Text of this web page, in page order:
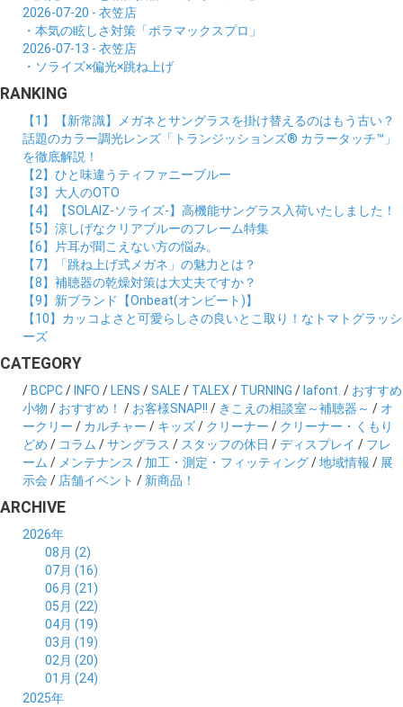
2026-07-20 - 衣笠店
・本気の眩しさ対策「ポラマックスプロ」
2026-07-13 - 衣笠店
・ソライズ×偏光×跳ね上げ
RANKING
【1】【新常識】メガネとサングラスを掛け替えるのはもう古い？
話題のカラー調光レンズ「トランジッションズ® カラータッチ™」
を徹底解説！
【2】ひと味違うティファニーブルー
【3】大人のOTO
【4】【SOLAIZ-ソライズ-】高機能サングラス入荷いたしました！
【5】涼しげなクリアブルーのフレーム特集
【6】片耳が聞こえない方の悩み。
【7】「跳ね上げ式メガネ」の魅力とは？
【8】補聴器の乾燥対策は大丈夫ですか？
【9】新ブランド【Onbeat(オンビート)】
【10】カッコよさと可愛らしさの良いとこ取り！なトマトグラッシ
ーズ
CATEGORY
/ BCPC/ INFO / LENS /SALE / TALEX / TURNING / lafont. / おすすめ
小物 / おすすめ！ / お客様SNAP!! / きこえの相談室～補聴器～ / オ
ークリー / カルチャー / キッズ/ クリーナー / クリーナー・くもり
どめ / コラム /サングラス / スタッフの休日 /ディスプレイ / フレ
ーム / メンテナンス / 加工・測定・フィッティング/地域情報 / 展
示会 / 店舗イベント / 新商品！
ARCHIVE
2026年
08月 (2)
07月 (16)
06月 (21)
05月 (22)
04月 (19)
03月 (19)
02月 (20)
01月 (24)
2025年